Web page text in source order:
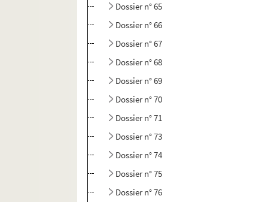
Dossier n° 65
Dossier n° 66
Dossier n° 67
Dossier n° 68
Dossier n° 69
Dossier n° 70
Dossier n° 71
Dossier n° 73
Dossier n° 74
Dossier n° 75
Dossier n° 76